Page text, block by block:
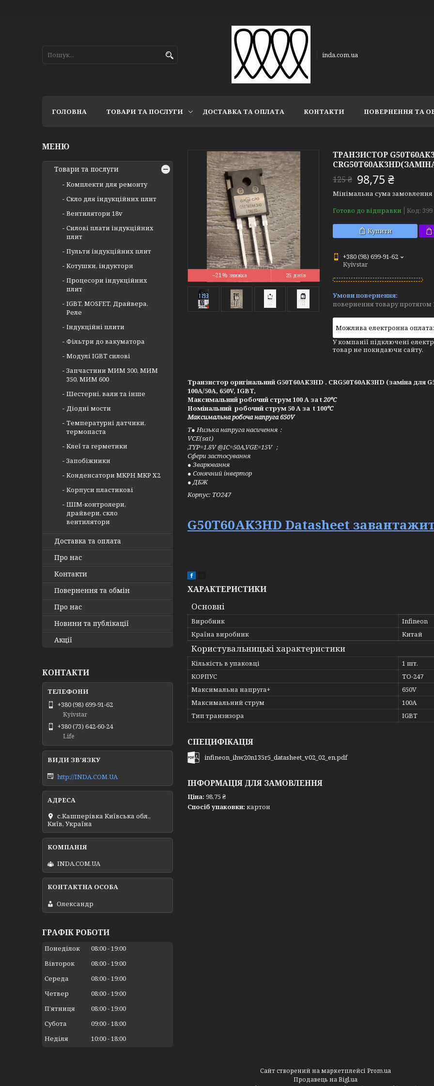
inda.com.ua
ГОЛОВНА ТОВАРИ ТА ПОСЛУГИ ДОСТАВКА ТА ОПЛАТА КОНТАКТИ ПОВЕРНЕННЯ ТА
–21% 25 днів
ТРАНЗИСТОР
125 ₴ 98,75 ₴
Мінімальна сума замовлення
Готово до відправки
Код: 399
Купити
+380 (98) 699-91-62
Kyivstar
повернення товару протягом
У компанії підключені
товар не покидаючи сайту.
Транзистор оригінальний G50T60AK3HD . CRG50T60AK3HD (заміна для
100A/50A, 650V, IGBT,
Максимальний робочий струм 100 А за t20ºC
Номінальний робочий струм 50 А за t 100ºC
Максимальна робоча напруга 650V
Т● Низька напруга насичення：
VCE(sat)
,TYP=1.8V @IC=50A,VGE=15V ；
Сфери застосування
● Зварювання
● Сонячний інвертор
● ДБЖ
Корпус: TO247
G50T60AK3HD Datasheet
ХАРАКТЕРИСТИКИ
Основні
Виробник
Infineon
Країна виробник
Китай
Користувальницькі характеристики
Кількість в упаковці
1 шт.
КОРПУС
TO-247
Максимальна напруга+
650V
Максимальний струм
100A
Тип транзизора
IGBT
СПЕЦИФІКАЦІЯ
infineon_ihw20n135r5_datasheet_v02_02_en.pdf
ІНФОРМАЦІЯ ДЛЯ ЗАМОВЛЕННЯ
Ціна: 98,75 ₴
Спосіб упаковки: картон
Товари та послуги
Комплекти для ремонту
Скло для індукційних плит
Вентилятори 18v
Силові плати індукційних
плит
Пульти індукційних плит
Котушки, індуктори
Процесори індукційних
плит
IGBT, MOSFET, Драйвера,
Реле
Індукційні плити
Фільтри до вакуматора
Модулі IGBT cилові
Запчастини МИМ 300, МИМ
350, МИМ 600
Шестерні, вали та інше
Діодні мости
Температурні датчики,
термопаста
Клеї та герметики
Запобіжники
Конденсатори MKPH MKP X2
Корпуси пластикові
ШІМ-контролери,
драйвери, скло
вентилятори
Доставка та оплата
Про нас
Контакти
Повернення та обмін
Про нас
Новини та публікації
Акції
КОНТАКТИ
+380 (98) 699-91-62
Kyivstar
+380 (73) 642-60-24
Life
http://INDA.COM.UA
с.Кашперівка Київська обл.,
Київ, Україна
INDA.COM.UA
Олександр
ГРАФІК РОБОТИ
Понеділок 08:00 19:00
Вівторок
08:00 19:00
Середа
08:00 19:00
Четвер
08:00 19:00
Пʼятниця
08:00 19:00
Субота
09:00 18:00
Неділя
10:00 18:00
Сайт створений на маркетплейсі Prom.ua
Продавець на Bigl.ua